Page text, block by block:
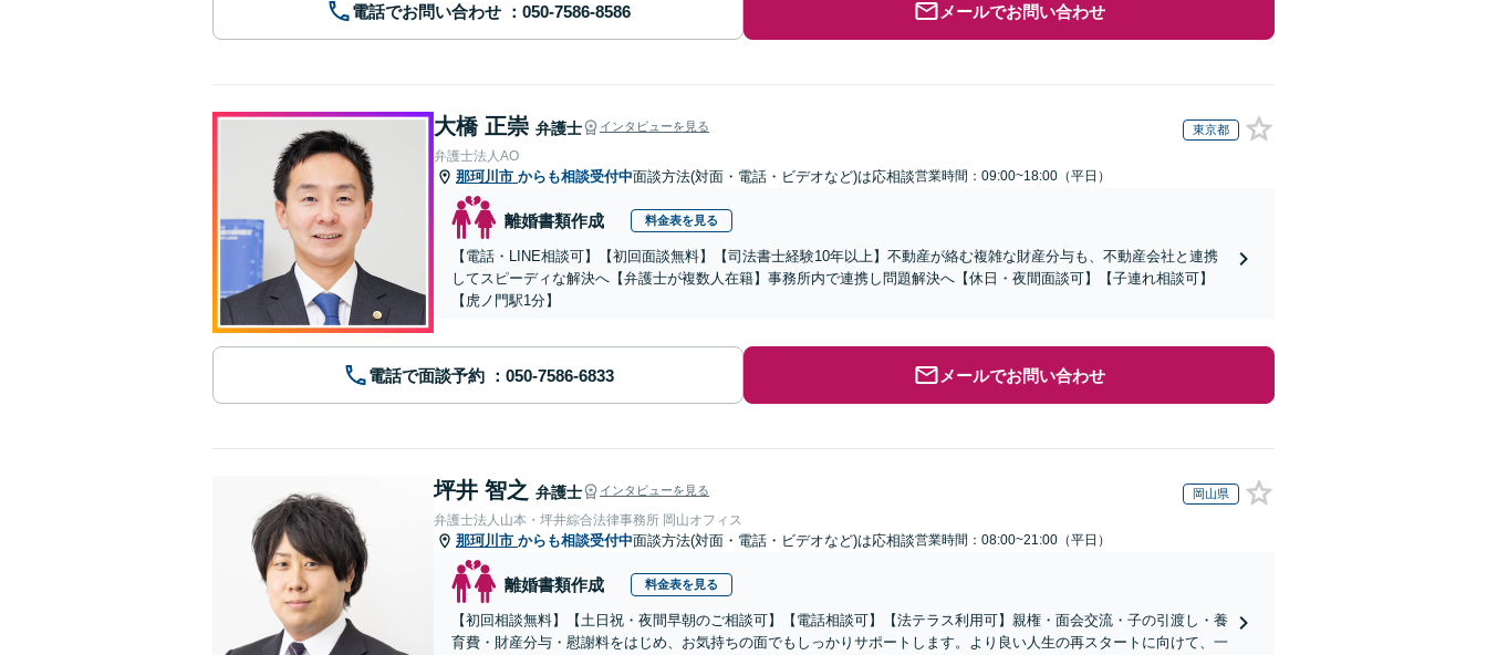
電話でお問い合わせ メールでお問い合わせ
大橋 正崇 弁護士 インタビューを見る 東京都
弁護士法人AO
那珂川市 からも相談受付中面談方法(対面・電話・ビデオなど)は応相談営業時間：09:00~18:00（平日）
離婚書類作成 料金表を見る
【電話・LINE相談可】【初回面談無料】【司法書士経験10年以上】不動産が絡む複雑な財産分与も、不動産会社と連携
してスピーディな解決へ【弁護士が複数人在籍】事務所内で連携し問題解決へ【休日・夜間面談可】【子連れ相談可】
【虎ノ門駅1分】
電話で面談予約 メールでお問い合わせ
坪井 智之 弁護士 インタビューを見る 岡山県
弁護士法人山本・坪井綜合法律事務所 岡山オフィス
那珂川市 からも相談受付中面談方法(対面・電話・ビデオなど)は応相談営業時間：08:00~21:00（平日）
離婚書類作成 料金表を見る
【初回相談無料】【土日祝・夜間早朝のご相談可】【電話相談可】【法テラス利用可】親権・面会交流・子の引渡し・養
育費・財産分与・慰謝料をはじめ、お気持ちの面でもしっかりサポートします。より良い人生の再スタートに向けて、一